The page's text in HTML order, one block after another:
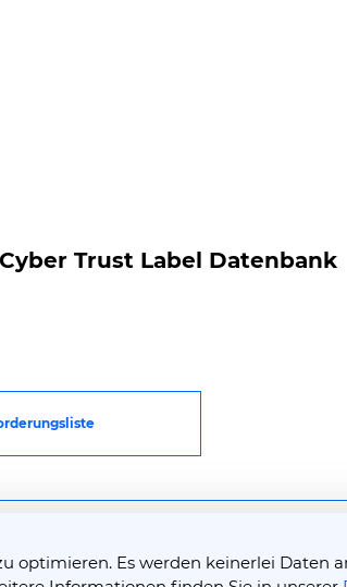
Cyber Trust Label Datenbank
optimieren. Es werden keinerlei Daten